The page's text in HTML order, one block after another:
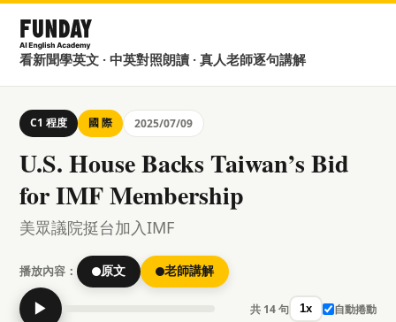
看新聞學英文 · 中英對照朗讀 · 真人老師逐句講解
C1 程度 國 際 2025/07/09
U.S. House Backs Taiwan’s Bid
for IMF Membership
美眾議院挺台加入IMF
播放內容： 原文 老師講解
▶ 共 14 句 1x 自動捲動